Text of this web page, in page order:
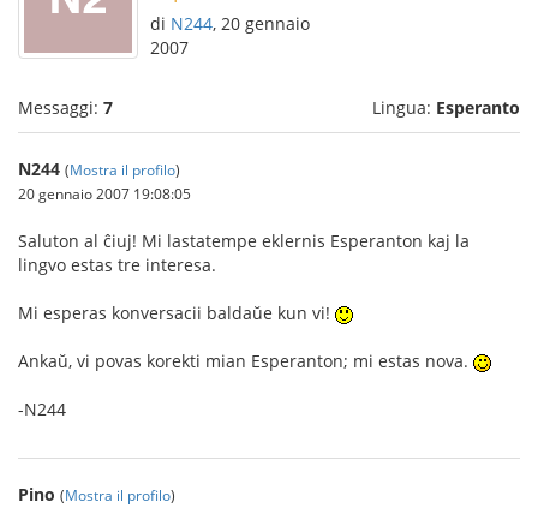
di N244, 20 gennaio
2007
Messaggi: 7 Lingua: Esperanto
N244 (Mostra il profilo)
20 gennaio 2007 19:08:05
Saluton al ĉiuj! Mi lastatempe eklernis Esperanton kaj la
lingvo estas tre interesa.
Mi esperas konversacii baldaŭe kun vi!
Ankaŭ, vi povas korekti mian Esperanton; mi estas nova.
-N244
Pino (Mostra il profilo)